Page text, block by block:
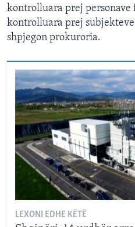
kontrolluara prej
kontrolluara prej
shpjegon prokuroria.
LEXONI EDHE KËTË